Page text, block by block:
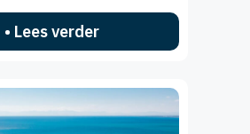
• Lees verder